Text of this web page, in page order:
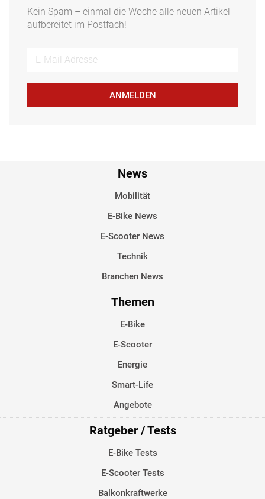
Kein Spam – einmal die Woche alle neuen Artikel
aufbereitet im Postfach!
ANMELDEN
News
Mobilität
E-Bike News
E-Scooter News
Technik
Branchen News
Themen
E-Bike
E-Scooter
Energie
Smart-Life
Angebote
Ratgeber / Tests
E-Bike Tests
E-Scooter Tests
Balkonkraftwerke